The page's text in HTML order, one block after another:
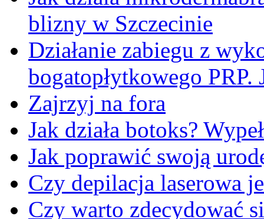
blizny w Szczecinie
Działanie zabiegu z
bogatopłytkowego PRP.
Zajrzyj na fora
Jak działa botoks?
Jak poprawić swoją
Czy depilacja laserowa
Czy warto zdecydować